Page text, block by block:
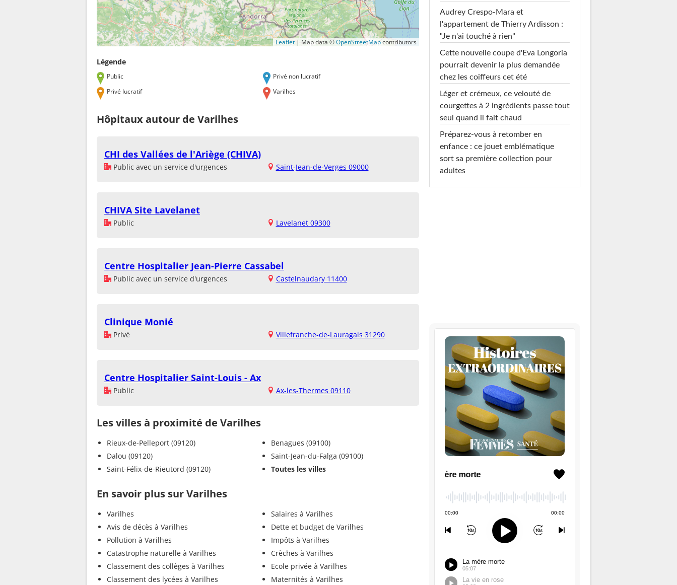
Leaflet | Map data ©OpenStreetMapcontributors
Légende
Public
Privé non lucratif
Privé lucratif
Varilhes
Hôpitaux autour de Varilhes
CHI des Vallées de l'Ariège (CHIVA)
Public avec un service d'urgences Saint-Jean-de-Verges 09000
CHIVA Site Lavelanet
Public Lavelanet 09300
Centre Hospitalier Jean-Pierre Cassabel
Public avec un service d'urgences Castelnaudary 11400
Clinique Monié
Privé Villefranche-de-Lauragais 31290
Centre Hospitalier Saint-Louis - Ax
Public Ax-les-Thermes 09110
Les villes à proximité de Varilhes
Rieux-de-Pelleport (09120)
Dalou (09120)
Saint-Félix-de-Rieutord (09120)
Benagues (09100)
Saint-Jean-du-Falga (09100)
Toutes les villes
En savoir plus sur Varilhes
Varilhes
Avis de décès à Varilhes
Pollution à Varilhes
Catastrophe naturelle à Varilhes
Classement des collèges à Varilhes
Classement des lycées à Varilhes
Salaires à Varilhes
Dette et budget de Varilhes
Impôts à Varilhes
Crèches à Varilhes
Ecole privée à Varilhes
Maternités à Varilhes
Audrey Crespo-Mara et
l'appartement de Thierry Ardisson :
"Je n'ai touché à rien"
Cette nouvelle coupe d'Eva Longoria
pourrait devenir la plus demandée
chez les coiffeurs cet été
Léger et crémeux, ce velouté de
courgettes à 2 ingrédients passe tout
seul quand il fait chaud
Préparez-vous à retomber en
enfance : ce jouet emblématique
sort sa première collection pour
adultes